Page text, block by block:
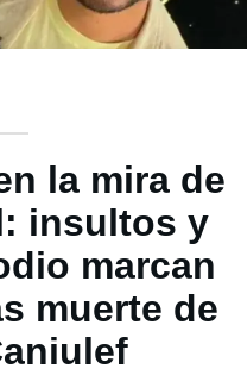
la mira de
insultos y
marcan
muerte de